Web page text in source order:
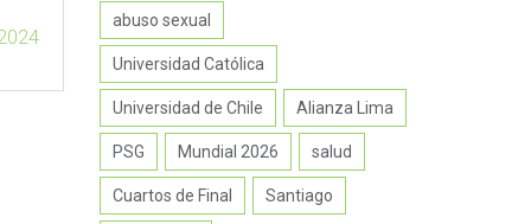
abuso sexual
Universidad Católica
Universidad de Chile Alianza Lima
PSG Mundial 2026 salud
Cuartos de Final Santiago